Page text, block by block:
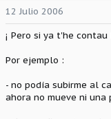
12 Julio 2006
¡ Pero si ya t'he contau
Por ejemplo :
- no podía subirme al
ahora no mueve ni una